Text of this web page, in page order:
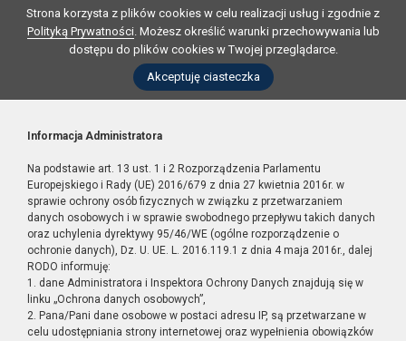
Strona korzysta z plików cookies w celu realizacji usług i zgodnie z
Polityką Prywatności. Możesz określić warunki przechowywania lub
dostępu do plików cookies w Twojej przeglądarce.
Akceptuję ciasteczka
Informacja Administratora
Na podstawie art. 13 ust. 1 i 2 Rozporządzenia Parlamentu
Europejskiego i Rady (UE) 2016/679 z dnia 27 kwietnia 2016r. w
sprawie ochrony osób fizycznych w związku z przetwarzaniem
danych osobowych i w sprawie swobodnego przepływu takich danych
oraz uchylenia dyrektywy 95/46/WE (ogólne rozporządzenie o
ochronie danych), Dz. U. UE. L. 2016.119.1 z dnia 4 maja 2016r., dalej
RODO informuję:
1. dane Administratora i Inspektora Ochrony Danych znajdują się w
linku „Ochrona danych osobowych”,
2. Pana/Pani dane osobowe w postaci adresu IP, są przetwarzane w
celu udostępniania strony internetowej oraz wypełnienia obowiązków